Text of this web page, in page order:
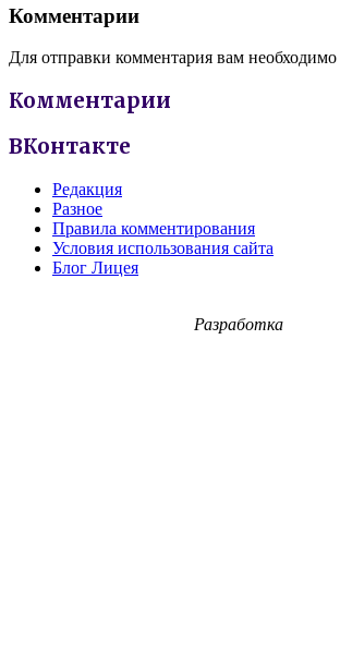
Комментарии
Для отправки комментария вам необходимо
Комментарии
ВКонтакте
Редакция
Разное
Правила комментирования
Условия использования сайта
Блог Лицея
Разработка